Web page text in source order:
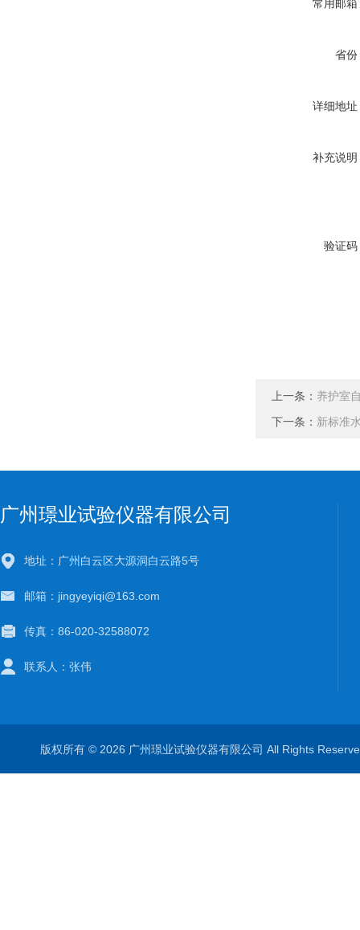
常用邮箱
省份
详细地址
补充说明
验证码
上一条： 养护室
下一条： 新标准
广州璟业试验仪器有限公司
地址：广州白云区大源洞白云路5号
邮箱：jingyeyiqi@163.com
传真：86-020-32588072
联系人：张伟
版权所有 © 2026 广州璟业试验仪器有限公司 All Rights